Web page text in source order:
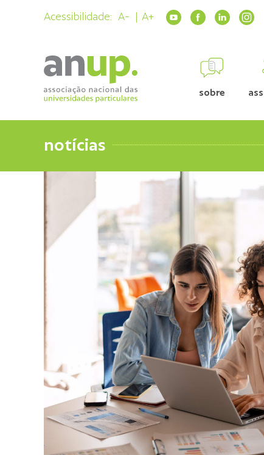
Acessibilidade: A- A+
sobre
notícias